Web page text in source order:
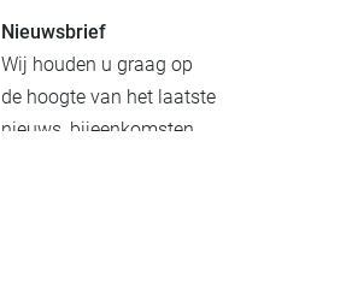
Nieuwsbrief
Wij houden u graag op
de hoogte van het laatste
nieuws, bijeenkomsten